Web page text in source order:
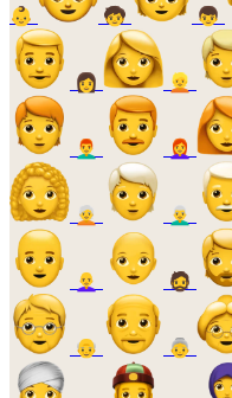
👶 🧒 👦
👩 👱
👨‍🦰 👩‍🦰
🧑‍🦳 👨‍🦳
👩‍🦲 🧔
👴 👵